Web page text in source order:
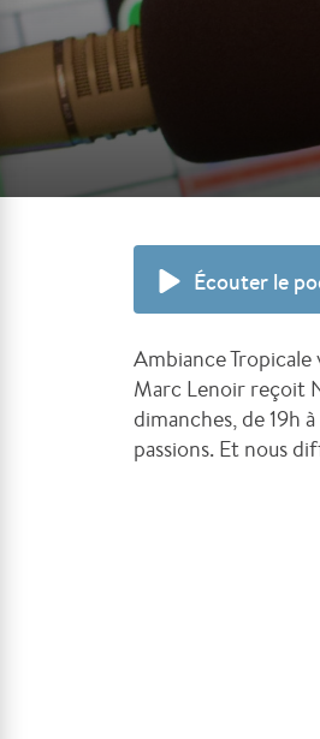
Écouter le
Ambiance
Marc Lenoir reçoit
dimanches, de 19h
passions. Et nous